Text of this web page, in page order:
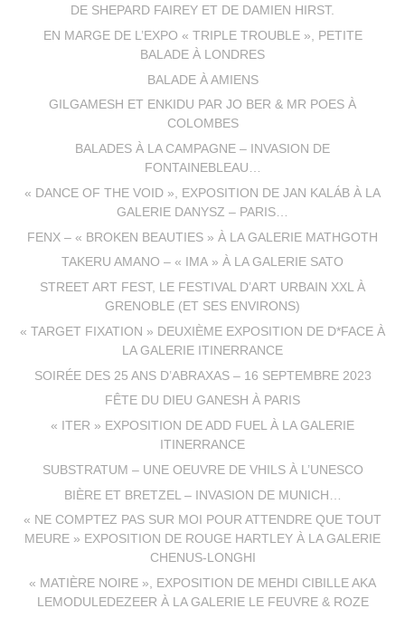
DE SHEPARD FAIREY ET DE DAMIEN HIRST.
EN MARGE DE L’EXPO « TRIPLE TROUBLE », PETITE
BALADE À LONDRES
BALADE À AMIENS
GILGAMESH ET ENKIDU PAR JO BER & MR POES À
COLOMBES
BALADES À LA CAMPAGNE – INVASION DE
FONTAINEBLEAU…
« DANCE OF THE VOID », EXPOSITION DE JAN KALÁB À LA
GALERIE DANYSZ – PARIS…
FENX – « BROKEN BEAUTIES » À LA GALERIE MATHGOTH
TAKERU AMANO – « IMA » À LA GALERIE SATO
STREET ART FEST, LE FESTIVAL D’ART URBAIN XXL À
GRENOBLE (ET SES ENVIRONS)
« TARGET FIXATION » DEUXIÈME EXPOSITION DE D*FACE À
LA GALERIE ITINERRANCE
SOIRÉE DES 25 ANS D’ABRAXAS – 16 SEPTEMBRE 2023
FÊTE DU DIEU GANESH À PARIS
« ITER » EXPOSITION DE ADD FUEL À LA GALERIE
ITINERRANCE
SUBSTRATUM – UNE OEUVRE DE VHILS À L’UNESCO
BIÈRE ET BRETZEL – INVASION DE MUNICH…
« NE COMPTEZ PAS SUR MOI POUR ATTENDRE QUE TOUT
MEURE » EXPOSITION DE ROUGE HARTLEY À LA GALERIE
CHENUS-LONGHI
« MATIÈRE NOIRE », EXPOSITION DE MEHDI CIBILLE AKA
LEMODULEDEZEER À LA GALERIE LE FEUVRE & ROZE